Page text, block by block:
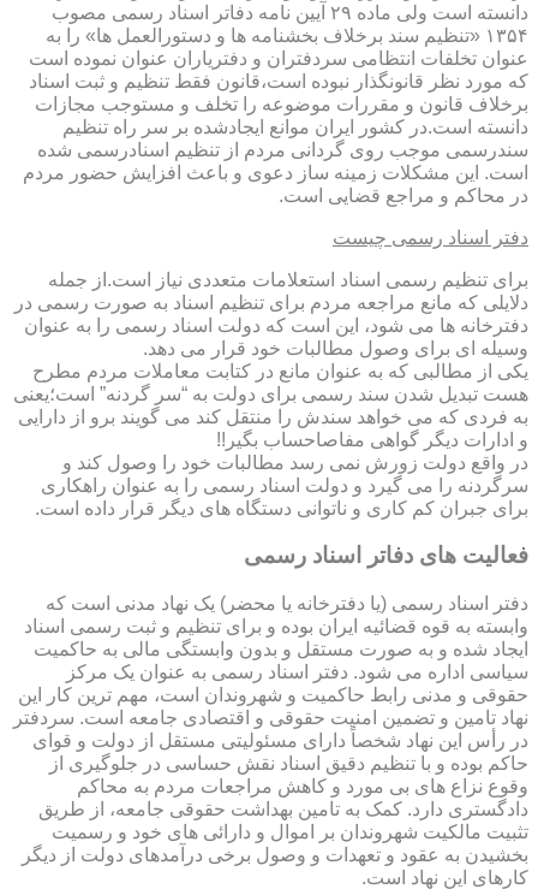
دانسته است ولی ماده ۲۹ آیین نامه دفاتر اسناد رسمی مصوب
۱۳۵۴ «تنظیم سند برخلاف بخشنامه ها و دستورالعمل ها» را به
عنوان تخلفات انتظامی سردفتران و دفتریاران عنوان نموده است
که مورد نظر قانونگذار نبوده است،قانون فقط تنظیم و ثبت اسناد
برخلاف قانون و مقررات موضوعه را تخلف و مستوجب مجازات
دانسته است.در کشور ایران موانع ایجادشده بر سر راه تنظیم
سندرسمی موجب روی گردانی مردم از تنظیم اسنادرسمی شده
است. این مشکلات زمینه ساز دعوی و باعث افزایش حضور مردم
در محاکم و مراجع قضایی است.
دفتر اسناد رسمی چیست
برای تنظیم رسمی اسناد استعلامات متعددی نیاز است.از جمله
دلایلی که مانع مراجعه مردم برای تنظیم اسناد به صورت رسمی در
دفترخانه ها می شود، این است که دولت اسناد رسمی را به عنوان
وسیله ای برای وصول مطالبات خود قرار می دهد.
یکی از مطالبی که به عنوان مانع در کتابت معاملات مردم مطرح
هست تبدیل شدن سند رسمی برای دولت به “سر گردنه” است؛یعنی
به فردی که می خواهد سندش را منتقل کند می گویند برو از دارایی
و ادارات دیگر گواهی مفاصاحساب بگیر!!
در واقع دولت زورش نمی رسد مطالبات خود را وصول کند و
سرگردنه را می گیرد و دولت اسناد رسمی را به عنوان راهکاری
برای جبران کم کاری و ناتوانی دستگاه های دیگر قرار داده است.
فعالیت های دفاتر اسناد رسمی
دفتر اسناد رسمی (یا دفترخانه یا محضر) یک نهاد مدنی است که
وابسته به قوه قضائیه ایران بوده و برای تنظیم و ثبت رسمی اسناد
ایجاد شده و به صورت مستقل و بدون وابستگی مالی به حاکمیت
سیاسی اداره می شود. دفتر اسناد رسمی به عنوان یک مرکز
حقوقی و مدنی رابط حاکمیت و شهروندان است، مهم ترین کار این
نهاد تامین و تضمین امنیت حقوقی و اقتصادی جامعه است. سردفتر
در رأس این نهاد شخصاً دارای مسئولیتی مستقل از دولت و قوای
حاکم بوده و با تنظیم دقیق اسناد نقش حساسی در جلوگیری از
وقوع نزاع های بی مورد و کاهش مراجعات مردم به محاکم
دادگستری دارد. کمک به تامین بهداشت حقوقی جامعه، از طریق
تثبیت مالکیت شهروندان بر اموال و دارائی های خود و رسمیت
بخشیدن به عقود و تعهدات و وصول برخی درآمدهای دولت از دیگر
کارهای این نهاد است.